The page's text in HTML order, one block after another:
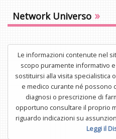
Network Universo »
Le informazioni contenute nel
scopo puramente informativo
sostituirsi alla visita specialistica
e medico curante né possono
diagnosi o prescrizione di
opportuno consultare il proprio
riguardo indicazioni su
Leggi il